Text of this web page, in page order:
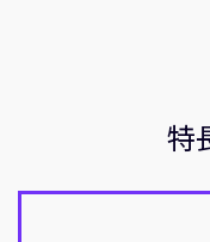
Tel: + 44(1223)
Fax: + 44(1223)
全てのオフィス
特